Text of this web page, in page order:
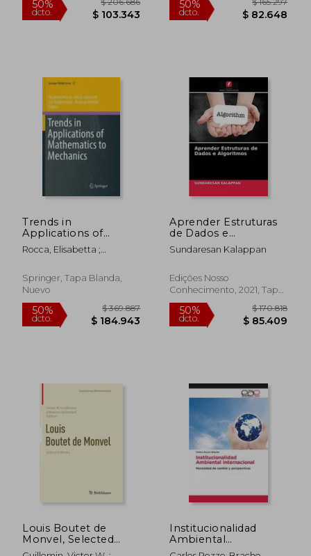
50%
dcto.
50%
dcto.
50%
dcto. $ 259.807
50%
dcto.
Trends in
Applications of
Mathematics to
Mechanics (en Inglés)
Rocca, Elisabetta ;
Truskinovsky, Lev
Springer, Tapa Blanda,
Nuevo
Aprender Estruturas
de Dados e
Algoritmos (en
Portugués)
Sundaresan Kalappan
Edições Nosso
Conhecimento, 2021, Tapa
Blanda, Nuevo
Louis Boutet de
Monvel, Selected
Works (en Inglés)
Institucionalidad
Ambiental
Internacional